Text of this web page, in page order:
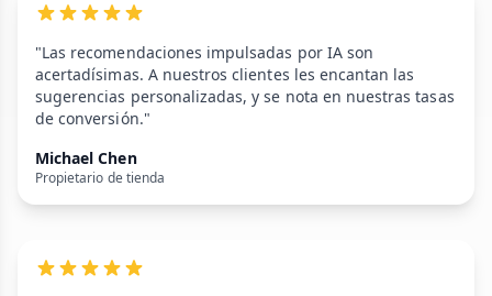
"Las recomendaciones impulsadas por IA son
acertadísimas. A nuestros clientes les encantan las
sugerencias personalizadas, y se nota en nuestras tasas
de conversión."
Michael Chen
Propietario de tienda